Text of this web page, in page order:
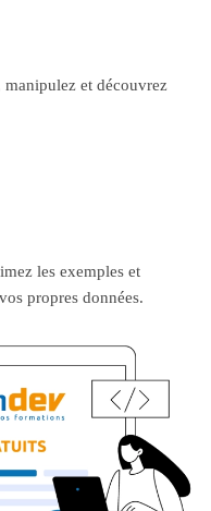
et découvrez
les exemples et
propres données.